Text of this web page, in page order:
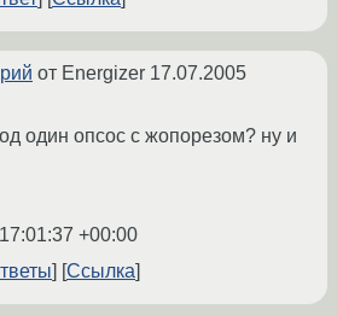
от Energizer 17.07.2005
один опсос с жопорезом? ну и
+00:00
Ссылка